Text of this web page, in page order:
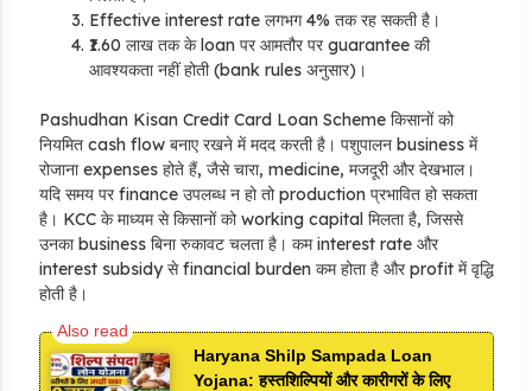
Effective interest rate लगभग 4% तक रह सकती है।
₹1.60 लाख तक के loan पर आमतौर पर guarantee की
आवश्यकता नहीं होती (bank rules अनुसार)।
Pashudhan Kisan Credit Card Loan Scheme किसानों को
नियमित cash flow बनाए रखने में मदद करती है। पशुपालन business में
रोजाना expenses होते हैं, जैसे चारा, medicine, मजदूरी और देखभाल।
यदि समय पर finance उपलब्ध न हो तो production प्रभावित हो सकता
है। KCC के माध्यम से किसानों को working capital मिलता है, जिससे
उनका business बिना रुकावट चलता है। कम interest rate और
interest subsidy से financial burden कम होता है और profit में वृद्धि
होती है।
Haryana Shilp Sampada Loan
Yojana: हस्तशिल्पियों और कारीगरों के लिए